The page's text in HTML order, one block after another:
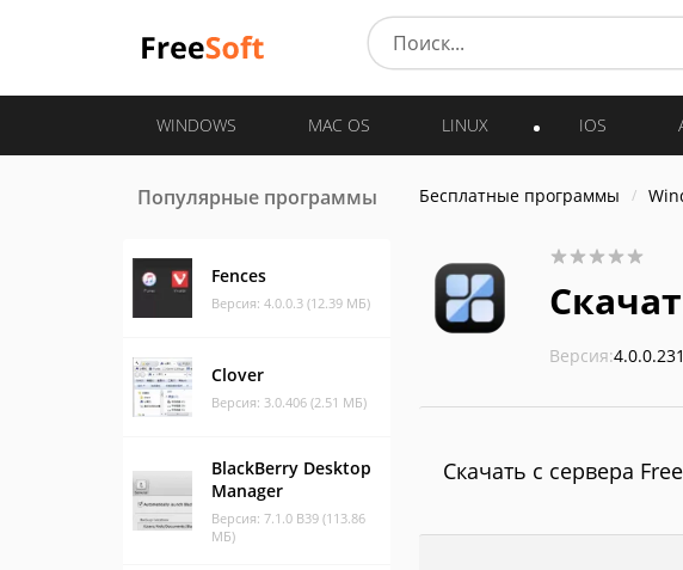
WINDOWS MAC OS LINUX IOS
Популярные программы
Fences
Версия: 4.0.0.3 (12.39 МБ)
Clover
Версия: 3.0.406 (2.51 МБ)
BlackBerry Desktop
Manager
Версия: 7.1.0 B39 (113.86
МБ)
Бесплатные программы
Версия:4.0.0.231
Скачать с сервера